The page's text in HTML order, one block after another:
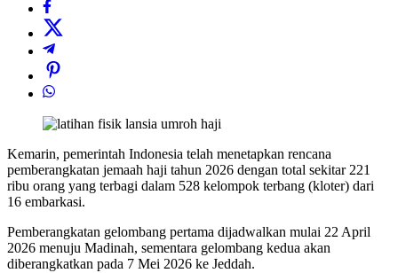
Kemarin, pemerintah Indonesia telah menetapkan rencana
pemberangkatan jemaah haji tahun 2026 dengan total sekitar 221
ribu orang yang terbagi dalam 528 kelompok terbang (kloter) dari
16 embarkasi.
Pemberangkatan gelombang pertama dijadwalkan mulai 22 April
2026 menuju Madinah, sementara gelombang kedua akan
diberangkatkan pada 7 Mei 2026 ke Jeddah.